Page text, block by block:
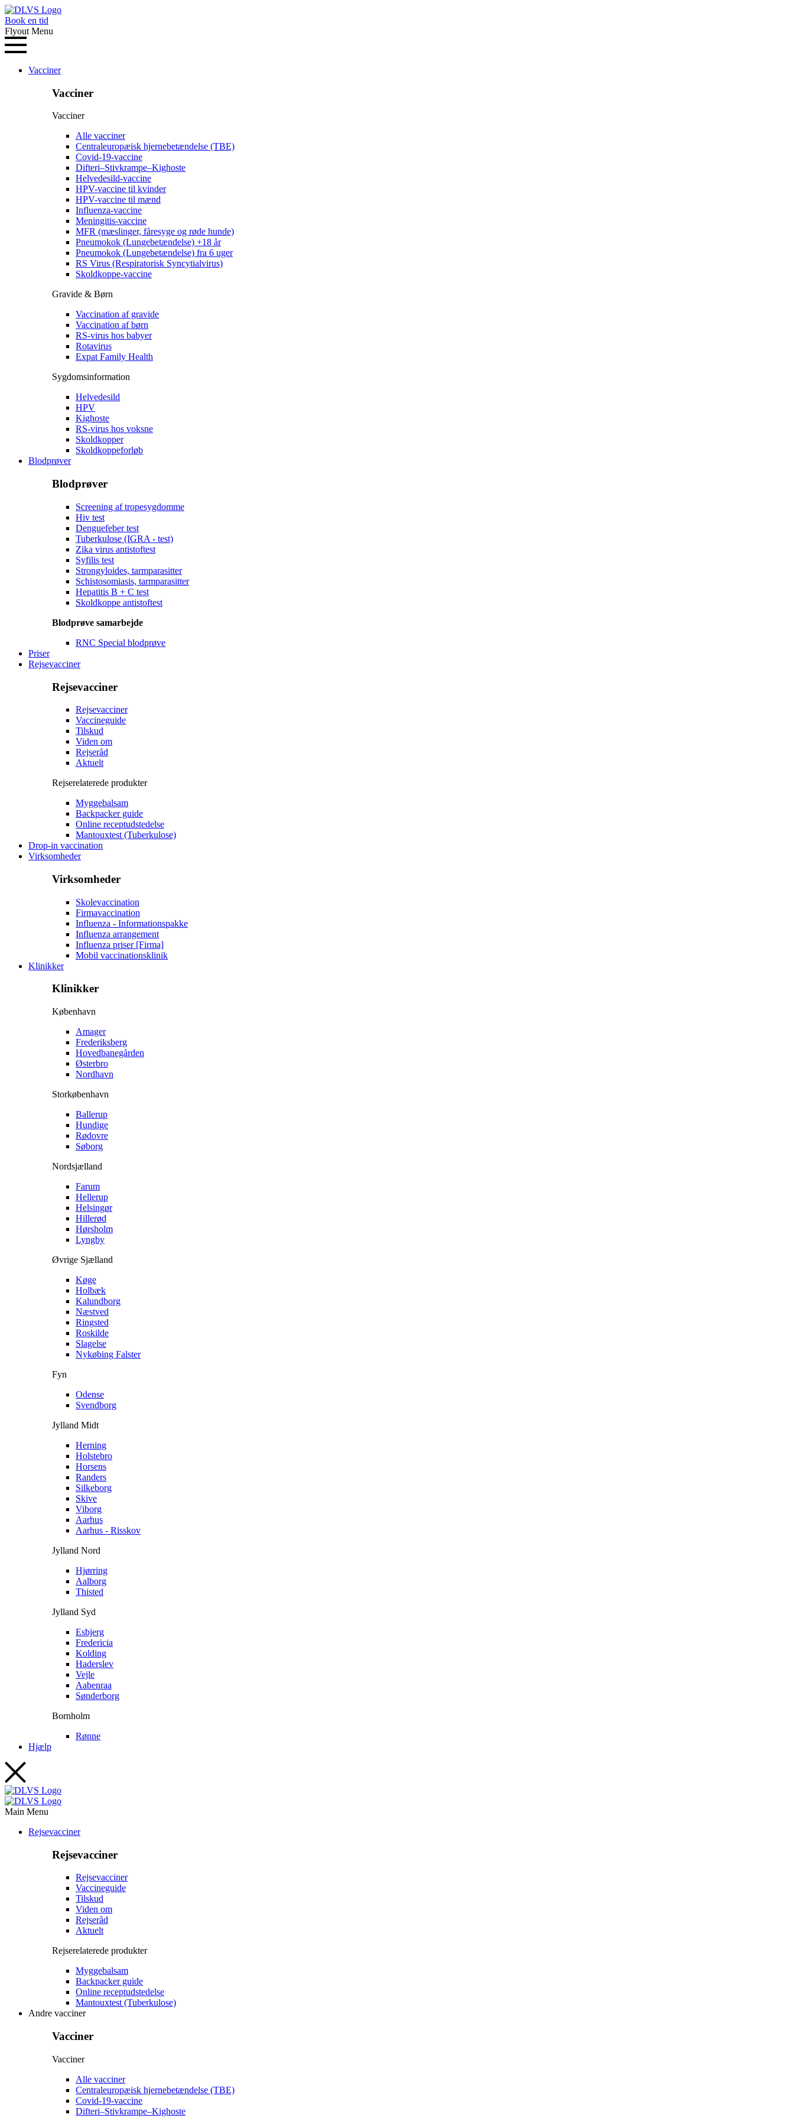
Book en tid
Flyout Menu
Vacciner
Vacciner
Vacciner
Alle vacciner
Centraleuropæisk hjernebetændelse (TBE)
Covid-19-vaccine
Difteri–Stivkrampe–Kighoste
Helvedesild-vaccine
HPV-vaccine til kvinder
HPV-vaccine til mænd
Influenza-vaccine
Meningitis-vaccine
MFR (mæslinger, fåresyge og røde hunde)
Pneumokok (Lungebetændelse) +18 år
Pneumokok (Lungebetændelse) fra 6 uger
RS Virus (Respiratorisk Syncytialvirus)
Skoldkoppe-vaccine
Gravide & Børn
Vaccination af gravide
Vaccination af børn
RS-virus hos babyer
Rotavirus
Expat Family Health
Sygdomsinformation
Helvedesild
HPV
Kighoste
RS-virus hos voksne
Skoldkopper
Skoldkoppeforløb
Blodprøver
Blodprøver
Screening af tropesygdomme
Hiv test
Denguefeber test
Tuberkulose (IGRA - test)
Zika virus antistoftest
Syfilis test
Strongyloides, tarmparasitter
Schistosomiasis, tarmparasitter
Hepatitis B + C test
Skoldkoppe antistoftest
Blodprøve samarbejde
RNC Special blodprøve
Priser
Rejsevacciner
Rejsevacciner
Rejsevacciner
Vaccineguide
Tilskud
Viden om
Rejseråd
Aktuelt
Rejserelaterede produkter
Myggebalsam
Backpacker guide
Online receptudstedelse
Mantouxtest (Tuberkulose)
Drop-in vaccination
Virksomheder
Virksomheder
Skolevaccination
Firmavaccination
Influenza - Informationspakke
Influenza arrangement
Influenza priser [Firma]
Mobil vaccinationsklinik
Klinikker
Klinikker
København
Amager
Frederiksberg
Hovedbanegården
Østerbro
Nordhavn
Storkøbenhavn
Ballerup
Hundige
Rødovre
Søborg
Nordsjælland
Farum
Hellerup
Helsingør
Hillerød
Hørsholm
Lyngby
Øvrige Sjælland
Køge
Holbæk
Kalundborg
Næstved
Ringsted
Roskilde
Slagelse
Nykøbing Falster
Fyn
Odense
Svendborg
Jylland Midt
Herning
Holstebro
Horsens
Randers
Silkeborg
Skive
Viborg
Aarhus
Aarhus - Risskov
Jylland Nord
Hjørring
Aalborg
Thisted
Jylland Syd
Esbjerg
Fredericia
Kolding
Haderslev
Vejle
Aabenraa
Sønderborg
Bornholm
Rønne
Hjælp
Main Menu
Rejsevacciner
Rejsevacciner
Rejsevacciner
Vaccineguide
Tilskud
Viden om
Rejseråd
Aktuelt
Rejserelaterede produkter
Myggebalsam
Backpacker guide
Online receptudstedelse
Mantouxtest (Tuberkulose)
Andre vacciner
Vacciner
Vacciner
Alle vacciner
Centraleuropæisk hjernebetændelse (TBE)
Covid-19-vaccine
Difteri–Stivkrampe–Kighoste